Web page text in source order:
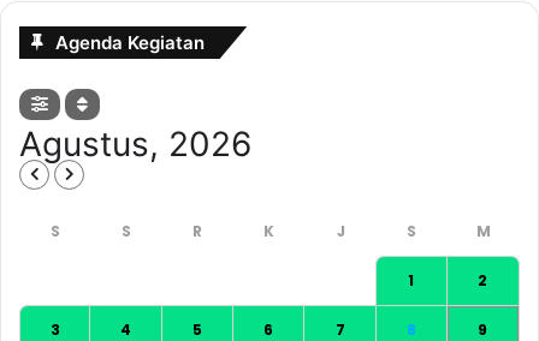
Agenda Kegiatan
Agustus, 2026
1 2
3 4 5 6 7 8 9